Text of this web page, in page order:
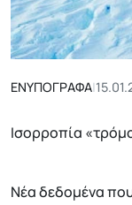
ΕΝΥΠΟΓΡΑΦΑ|
Ισορροπία
Νέα δεδομένα